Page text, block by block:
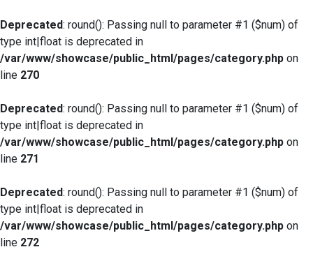
Deprecated: round(): Passing null to parameter #1 ($num) of
type int|float is deprecated in
/var/www/showcase/public_html/pages/category.php on
line 270
Deprecated: round(): Passing null to parameter #1 ($num) of
type int|float is deprecated in
/var/www/showcase/public_html/pages/category.php on
line 271
Deprecated: round(): Passing null to parameter #1 ($num) of
type int|float is deprecated in
/var/www/showcase/public_html/pages/category.php on
line 272